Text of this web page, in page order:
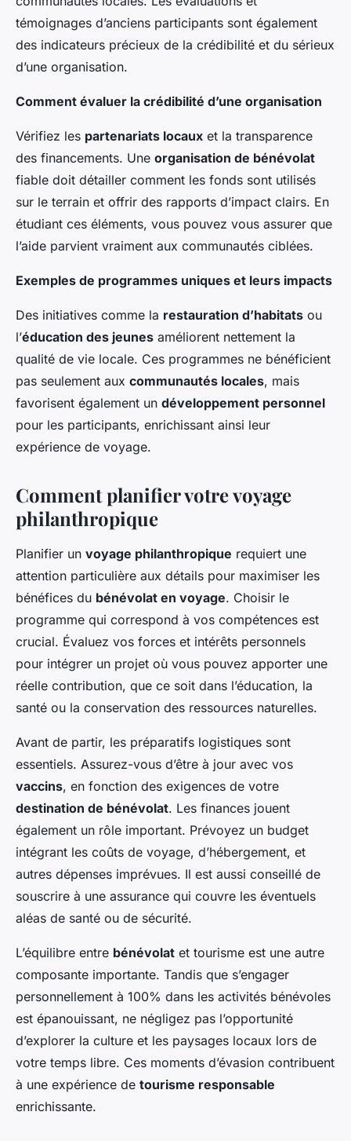
témoignages d’anciens participants sont également
des indicateurs précieux de la crédibilité et du sérieux
d’une organisation.
Comment évaluer la crédibilité d’une organisation
Vérifiez les partenariats locaux et la transparence
des financements. Une organisation de bénévolat
fiable doit détailler comment les fonds sont utilisés
sur le terrain et offrir des rapports d’impact clairs. En
étudiant ces éléments, vous pouvez vous assurer que
l’aide parvient vraiment aux communautés ciblées.
Exemples de programmes uniques et leurs impacts
Des initiatives comme la restauration d’habitats ou
l’éducation des jeunes améliorent nettement la
qualité de vie locale. Ces programmes ne bénéficient
pas seulement aux communautés locales, mais
favorisent également un développement personnel
pour les participants, enrichissant ainsi leur
expérience de voyage.
Comment planifier votre voyage
philanthropique
Planifier un voyage philanthropique requiert une
attention particulière aux détails pour maximiser les
bénéfices du bénévolat en voyage. Choisir le
programme qui correspond à vos compétences est
crucial. Évaluez vos forces et intérêts personnels
pour intégrer un projet où vous pouvez apporter une
réelle contribution, que ce soit dans l’éducation, la
santé ou la conservation des ressources naturelles.
Avant de partir, les préparatifs logistiques sont
essentiels. Assurez-vous d’être à jour avec vos
vaccins, en fonction des exigences de votre
destination de bénévolat. Les finances jouent
également un rôle important. Prévoyez un budget
intégrant les coûts de voyage, d’hébergement, et
autres dépenses imprévues. Il est aussi conseillé de
souscrire à une assurance qui couvre les éventuels
aléas de santé ou de sécurité.
L’équilibre entre bénévolat et tourisme est une autre
composante importante. Tandis que s’engager
personnellement à 100% dans les activités bénévoles
est épanouissant, ne négligez pas l’opportunité
d’explorer la culture et les paysages locaux lors de
votre temps libre. Ces moments d’évasion contribuent
à une expérience de tourisme responsable
enrichissante.